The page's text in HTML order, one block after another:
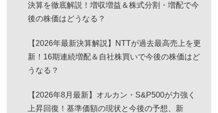
決算を徹底解説！増収増益＆株式分割・増配で今
後の株価はどうなる？
【2026年最新決算解説】NTTが過去最高売上を更
新！16期連続増配＆自社株買いで今後の株価はど
うなる？
【2026年8月最新】オルカン・S&P500が力強く
上昇回復！基準価額の現状と今後の予想、新